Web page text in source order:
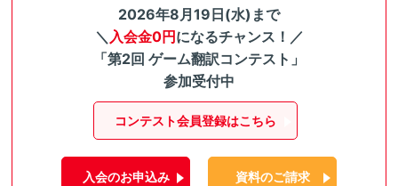
2026年8月19日(水)まで
＼ 入会金0円になるチャンス！／
「第2回 ゲーム翻訳コンテスト」
参加受付中
コンテスト会員登録はこちら
入会のお申込み 資料のご請求